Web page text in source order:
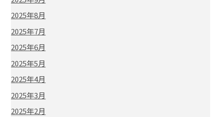
2025年8月
2025年7月
2025年6月
2025年5月
2025年4月
2025年3月
2025年2月